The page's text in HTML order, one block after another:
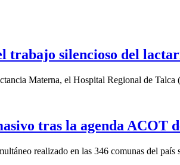
trabajo silencioso del
Materna, el Hospital Regional de Talca
tras la agenda ACOT
realizado en las 346 comunas del país